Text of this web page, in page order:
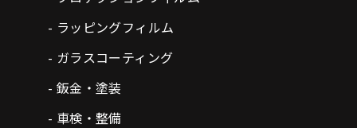
ラッピングフィルム
ガラスコーティング
鈑金・塗装
車検・整備